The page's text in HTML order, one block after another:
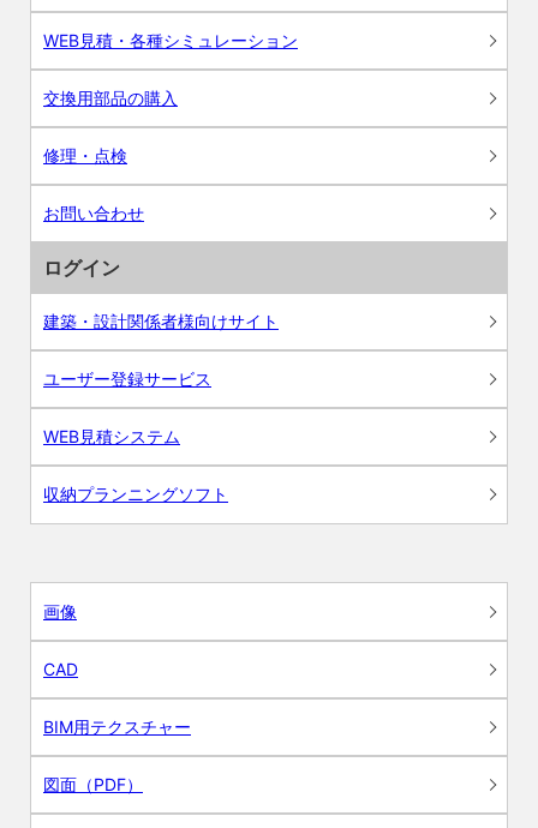
WEB見積・各種シミュレーション
交換用部品の購入
修理・点検
お問い合わせ
ログイン
建築・設計関係者様向けサイト
ユーザー登録サービス
WEB見積システム
収納プランニングソフト
画像
CAD
BIM用テクスチャー
図面（PDF）